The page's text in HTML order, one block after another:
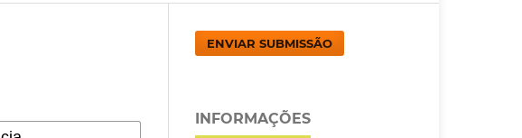
ENVIAR SUBMISSÃO
INFORMAÇÕES